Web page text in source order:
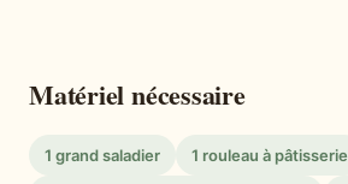
Matériel nécessaire
1 grand saladier 1 rouleau à pâtisserie